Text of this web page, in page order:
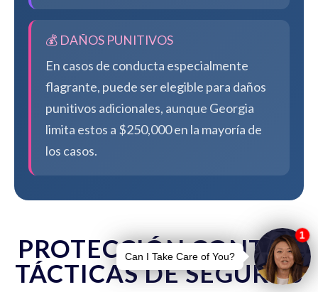
💰 DAÑOS PUNITIVOS
En casos de conducta especialmente
flagrante, puede ser elegible para daños
punitivos adicionales, aunque Georgia
limita estos a $250,000 en la mayoría de
los casos.
PROTECCIÓN CONTRA
TÁCTICAS DE SEGUROS